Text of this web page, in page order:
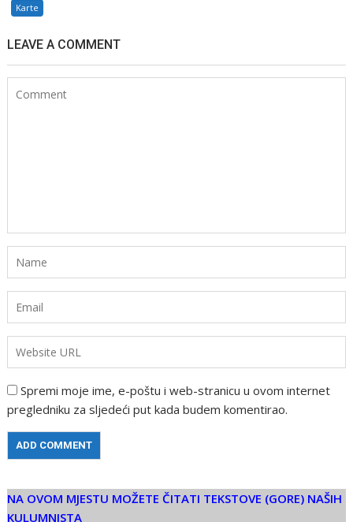
Karte
LEAVE A COMMENT
Spremi moje ime, e-poštu i web-stranicu u ovom internet
pregledniku za sljedeći put kada budem komentirao.
NA OVOM MJESTU MOŽETE ČITATI TEKSTOVE (GORE) NAŠIH
KULUMNISTA